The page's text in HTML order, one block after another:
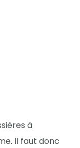
à
Il faut donc